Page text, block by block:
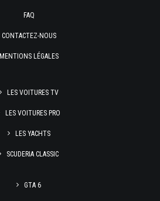
FAQ
CONTACTEZ-NOUS
MENTIONS LÉGALES
LES VOITURES TV
LES VOITURES PRO
LES YACHTS
SCUDERIA CLASSIC
GTA 6